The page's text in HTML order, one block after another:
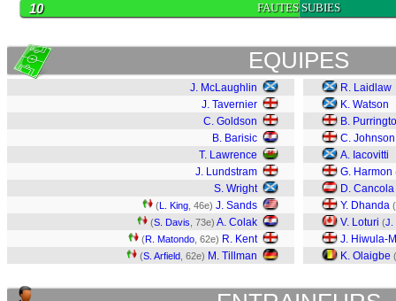
FAUTES SUBIES
10
EQUIPES
J. McLaughlin
J. Tavernier
C. Goldson
B. Barisic
T. Lawrence
J. Lundstram
S. Wright
(L. King , 46e) J. Sands
(S. Davis , 73e) A. Colak
(R. Matondo , 62e) R. Kent
(S. Arfield , 62e) M. Tillman
R. Laidlaw
K. Watson
B.
C. Johnson
A. Iacovitti
G. Harmon
D. Cancola
Y. Dhanda (
V. Loturi (J.
J. Hiwula-
K. Olaigbe (